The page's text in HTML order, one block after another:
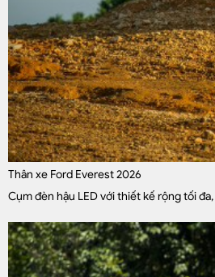
Thân xe Ford Everest 2026
Cụm đèn hậu LED với thiết kế rộng tối